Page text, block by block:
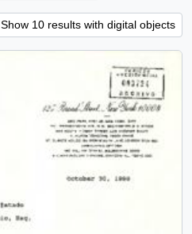
Show 10 results with digital objects